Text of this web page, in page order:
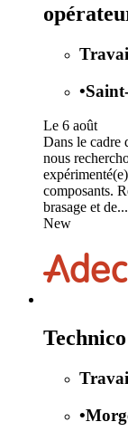
•
Le 6 août
Dans le cadre
nous
composants.
brasage et de...
New
•